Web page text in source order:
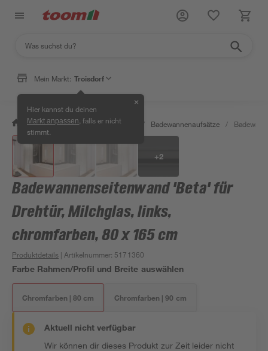
Mein Markt: Troisdorf
Hier kannst du deinen
Markt anpassen , falls er nicht
stimmt.
✕
/ Bad & Sanitär / Badewannen / Badewannenaufsätze /
+2
Badewannenseitenwand 'Beta' für
Drehtür, Milchglas, links,
chromfarben, 80 x 165 cm
Produktdetails | Artikelnummer: 5171360
Farbe Rahmen/Profil und Breite auswählen
Chromfarben | 80 cm Chromfarben | 90 cm
Aktuell nicht verfügbar
Wir können dir dieses Produkt zur Zeit leider nicht